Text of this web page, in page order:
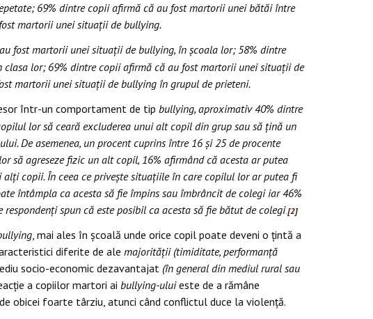
69% dintre copii afirmă că au fost martorii unei bătăi între
martorii unei situaţii de bullying.
fost martorii unei situaţii de bullying, în școala lor; 58% dintre
lor; 69% dintre copii afirmă că au fost martorii unei situaţii de
martorii unei situaţii de bullying în grupul de prieteni.
într-un comportament de tip bullying, aproximativ 40% dintre
lor să ceară excluderea unui alt copil din grup sau să țină un
De asemenea, un procent cuprins între 16 și 25 de procente
să agreseze fizic un alt copil, 16% afirmând că acesta ar putea
copii. În ceea ce privește situațiile în care copilul lor ar putea fi
întâmpla ca acesta să fie împins sau îmbrâncit de colegi iar 46%
spun că este posibil ca acesta să fie bătut de colegi.[2]
, mai ales în școală unde orice copil poate deveni o țintă a
diferite de ale majorității (timiditate, performanță
socio-economic dezavantajat (în general din mediul rural sau
a copiilor martori ai bullying-uluieste de a rămâne
obicei foarte târziu, atunci când conflictul duce la violență.